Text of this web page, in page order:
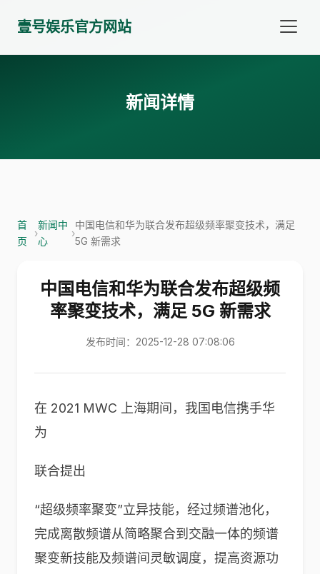
壹号娱乐官方网站
新闻详情
首
页
›
新闻中
心
›
中国电信和华为联合发布超级频率聚变技术，满足
5G 新需求
中国电信和华为联合发布超级频
率聚变技术，满足 5G 新需求
发布时间：2025-12-28 07:08:06
在 2021 MWC 上海期间，我国电信携手华
为
联合提出
“超级频率聚变”立异技能，经过频谱池化，
完成离散频谱从简略聚合到交融一体的频谱
聚变新技能及频谱间灵敏调度，提高资源功